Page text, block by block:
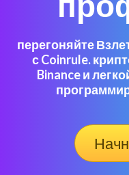
перегоняйте
с Coinrule.
Binance и